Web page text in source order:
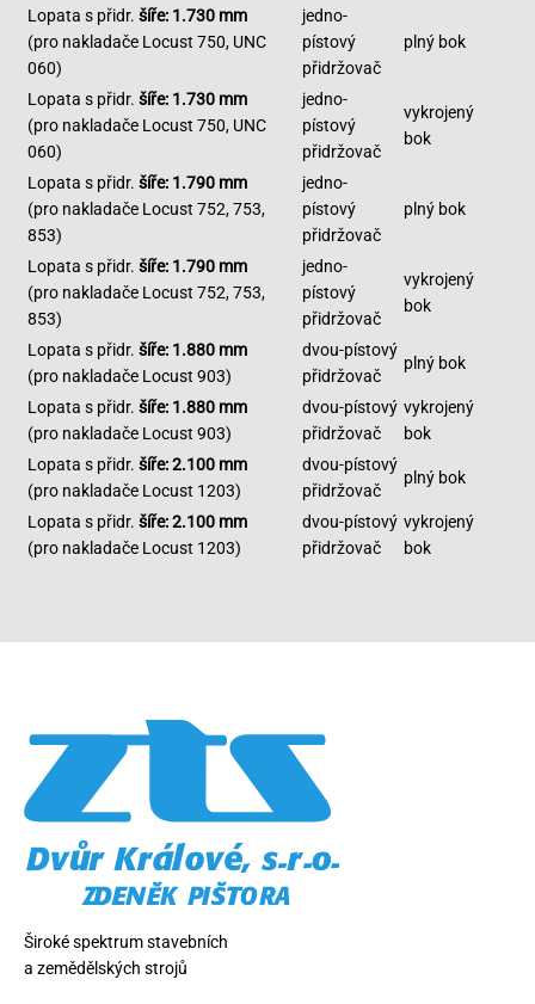
Lopata s přidr. šíře: 1.730 mm
(pro nakladače Locust 750, UNC
060)
jedno-
pístový
přidržovač
plný bok
Lopata s přidr. šíře: 1.730 mm
(pro nakladače Locust 750, UNC
060)
jedno-
pístový
přidržovač
vykrojený
bok
Lopata s přidr. šíře: 1.790 mm
(pro nakladače Locust 752, 753,
853)
jedno-
pístový
přidržovač
plný bok
Lopata s přidr. šíře: 1.790 mm
(pro nakladače Locust 752, 753,
853)
jedno-
pístový
přidržovač
vykrojený
bok
Lopata s přidr. šíře: 1.880 mm
(pro nakladače Locust 903)
dvou-pístový
přidržovač
plný bok
Lopata s přidr. šíře: 1.880 mm
(pro nakladače Locust 903)
dvou-pístový
přidržovač
vykrojený
bok
Lopata s přidr. šíře: 2.100 mm
(pro nakladače Locust 1203)
dvou-pístový
přidržovač
plný bok
Lopata s přidr. šíře: 2.100 mm
(pro nakladače Locust 1203)
dvou-pístový
přidržovač
vykrojený
bok
Široké spektrum stavebních
a zemědělských strojů